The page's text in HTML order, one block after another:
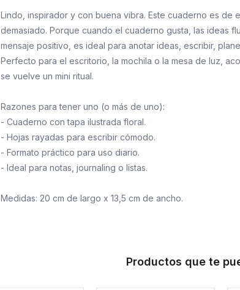
Lindo, inspirador y con buena vibra. Este cuaderno es de
demasiado. Porque cuando el cuaderno gusta, las ideas
mensaje positivo, es ideal para anotar ideas, escribir,
Perfecto para el escritorio, la mochila o la mesa de luz,
se vuelve un mini ritual.
Razones para tener uno (o más de uno):
- Cuaderno con tapa ilustrada floral.
- Hojas rayadas para escribir cómodo.
- Formato práctico para uso diario.
- Ideal para notas, journaling o listas.
Medidas: 20 cm de largo x 13,5 cm de ancho.
Productos que te